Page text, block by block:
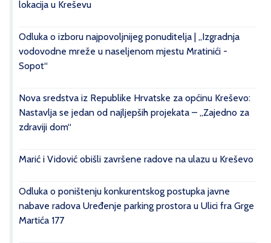
lokacija u Kreševu
Odluka o izboru najpovoljnijeg ponuditelja | „Izgradnja
vodovodne mreže u naseljenom mjestu Mratinići -
Sopot“
Nova sredstva iz Republike Hrvatske za općinu Kreševo:
Nastavlja se jedan od najljepših projekata – „Zajedno za
zdraviji dom“
Marić i Vidović obišli završene radove na ulazu u Kreševo
Odluka o poništenju konkurentskog postupka javne
nabave radova Uređenje parking prostora u Ulici fra Grge
Martića 177